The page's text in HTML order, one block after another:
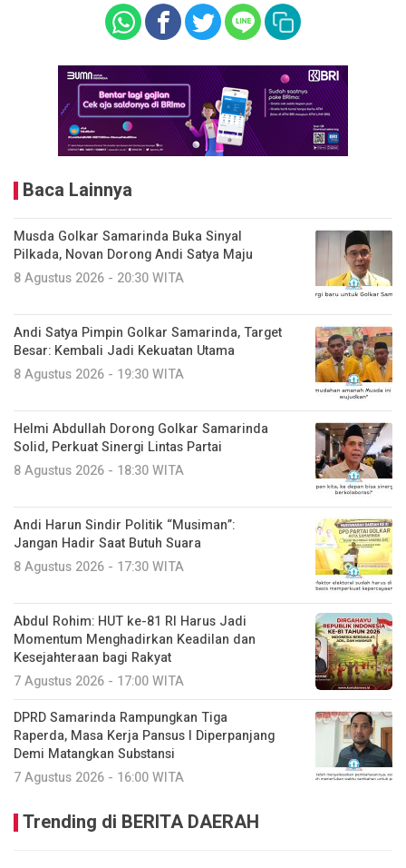
Baca Lainnya
Musda Golkar Samarinda Buka Sinyal
Pilkada, Novan Dorong Andi Satya Maju
8 Agustus 2026 - 20:30 WITA
Andi Satya Pimpin Golkar Samarinda, Target
Besar: Kembali Jadi Kekuatan Utama
8 Agustus 2026 - 19:30 WITA
Helmi Abdullah Dorong Golkar Samarinda
Solid, Perkuat Sinergi Lintas Partai
8 Agustus 2026 - 18:30 WITA
Andi Harun Sindir Politik “Musiman”:
Jangan Hadir Saat Butuh Suara
8 Agustus 2026 - 17:30 WITA
Abdul Rohim: HUT ke-81 RI Harus Jadi
Momentum Menghadirkan Keadilan dan
Kesejahteraan bagi Rakyat
7 Agustus 2026 - 17:00 WITA
DPRD Samarinda Rampungkan Tiga
Raperda, Masa Kerja Pansus I Diperpanjang
Demi Matangkan Substansi
7 Agustus 2026 - 16:00 WITA
Trending di BERITA DAERAH